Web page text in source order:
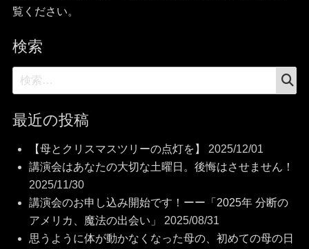
覧ください。
検索
検
索:
最近の投稿
【母とクリスマスツリーの点灯を】
2025/12/01
講演会はあなたの大切な土曜日。後悔はさせません！
2025/11/30
講演会のお申し込み開始です！ーー「2025年 分断の
アメリカ、魔法の出会い」
2025/08/31
思うように体が動かなくなった母の、初めての母の日